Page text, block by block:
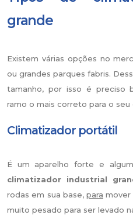
grande
Existem várias opções no
ou grandes parques fabris.
tamanho, por isso é preciso
ramo o mais correto para o seu
Climatizador portátil
É um aparelho forte e
climatizador industrial
rodas em sua base, para mover
muito pesado para ser levado